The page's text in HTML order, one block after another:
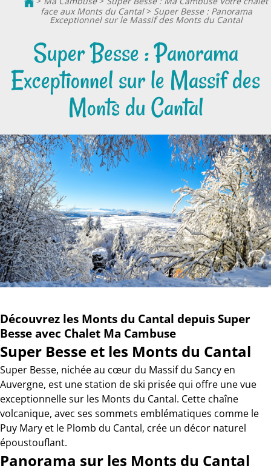
face aux Monts du Cantal> Super Besse : Panorama
Exceptionnel sur le Massif des Monts du Cantal
Super Besse : Panorama
Exceptionnel sur le Massif des
Monts du Cantal
Découvrez les Monts du Cantal depuis Super
Besse avec Chalet Ma Cambuse
Super Besse et les Monts du Cantal
Super Besse, nichée au cœur du Massif du Sancy en
Auvergne, est une station de ski prisée qui offre une vue
exceptionnelle sur les Monts du Cantal. Cette chaîne
volcanique, avec ses sommets emblématiques comme le
Puy Mary et le Plomb du Cantal, crée un décor naturel
époustouflant.
Panorama sur les Monts du Cantal